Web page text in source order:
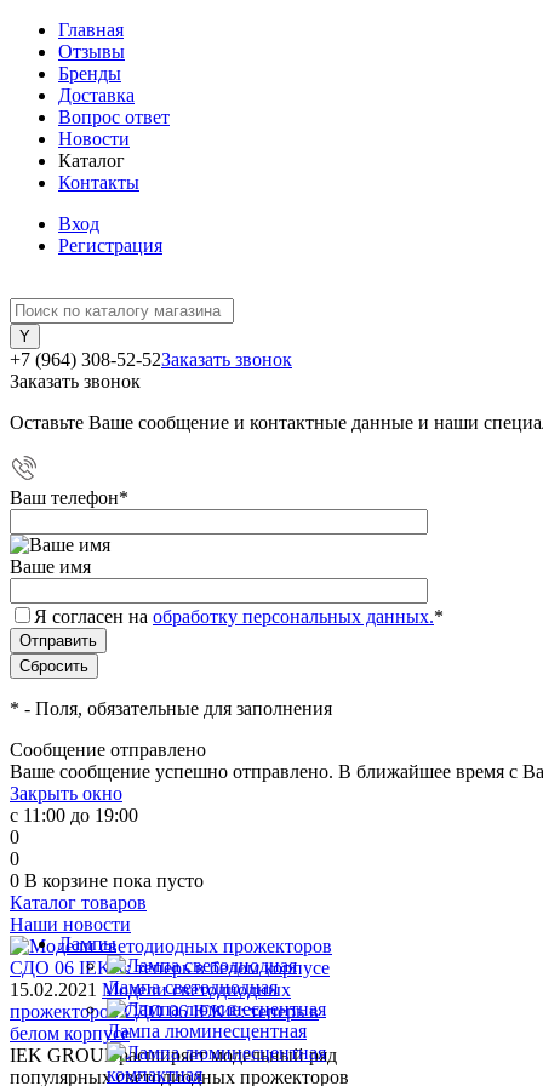
Главная
Отзывы
Бренды
Доставка
Вопрос ответ
Новости
Каталог
Контакты
Вход
Регистрация
+7 (964) 308-52-52Заказать звонок
Заказать звонок
Оставьте Ваше сообщение и контактные данные и наши
Ваш телефон*
Ваше имя
Я согласен на обработку персональных данных.*
* - Поля, обязательные для заполнения
Сообщение отправлено
Ваше сообщение успешно отправлено. В ближайшее время с
Закрыть окно
с 11:00 до 19:00
0
0
0 В корзине пока пусто
Каталог товаров
Лампы
Лампа светодиодная
Лампа люминесцентная
Наши новости
15.02.2021 Модели светодиодных
прожекторов СДО 06 IEK®: теперь в
белом корпусе
IEK GROUP расширяет модельный ряд
популярных светодиодных прожекторов